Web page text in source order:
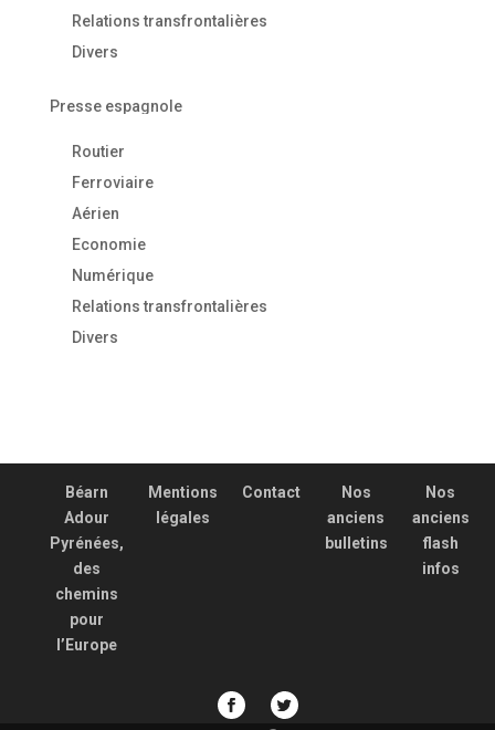
Relations transfrontalières
Divers
Presse espagnole
Routier
Ferroviaire
Aérien
Economie
Numérique
Relations transfrontalières
Divers
Béarn
Adour
Pyrénées,
des
chemins
pour
l’Europe
Mentions
légales
Contact
Nos
anciens
bulletins
Nos
anciens
flash
infos